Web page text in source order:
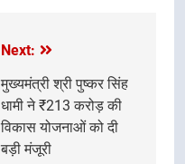
Next:
मुख्यमंत्री श्री पुष्कर सिंह
धामी ने ₹213 करोड़ की
विकास योजनाओं को दी
बड़ी मंजूरी